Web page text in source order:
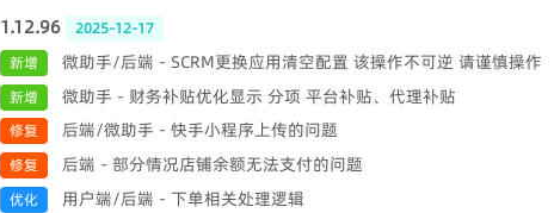
1.12.96
2025-12-17
新增
微助手/后端 - SCRM更换应用清空配置 该操作不可逆 请谨慎操作
新增 微助手 - 财务补贴优化显示 分项 平台补贴、代理补贴
修复 后端/微助手 - 快手小程序上传的问题
修复 后端 - 部分情况店铺余额无法支付的问题
优化 用户端/后端 - 下单相关处理逻辑